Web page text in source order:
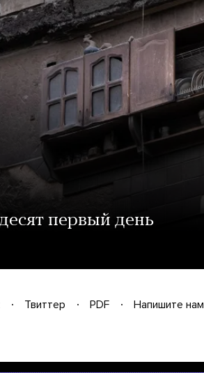
первый день
Твиттер PDF
Напишите нам